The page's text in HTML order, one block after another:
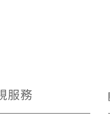
服務